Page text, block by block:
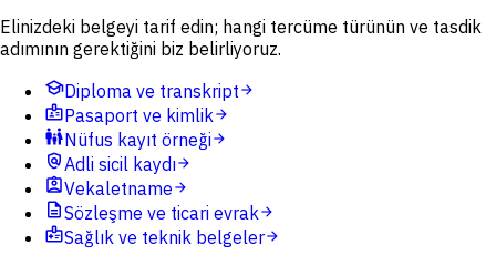
Elinizdeki belgeyi tarif edin; hangi tercüme türünün ve tasdik
adımının gerektiğini biz belirliyoruz.
schoolDiploma ve transkriptarrow_forward
badgePasaport ve kimlikarrow_forward
family_restroomNüfus kayıt örneğiarrow_forward
policyAdli sicil kaydıarrow_forward
assignment_indVekaletnamearrow_forward
descriptionSözleşme ve ticari evrakarrow_forward
medical_informationSağlık ve teknik belgelerarrow_forward